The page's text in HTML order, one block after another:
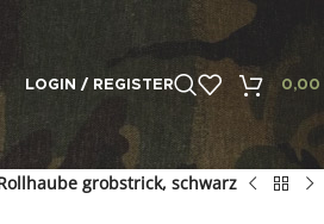
LOGIN / REGISTER 0,00
grobstrick, schwarz